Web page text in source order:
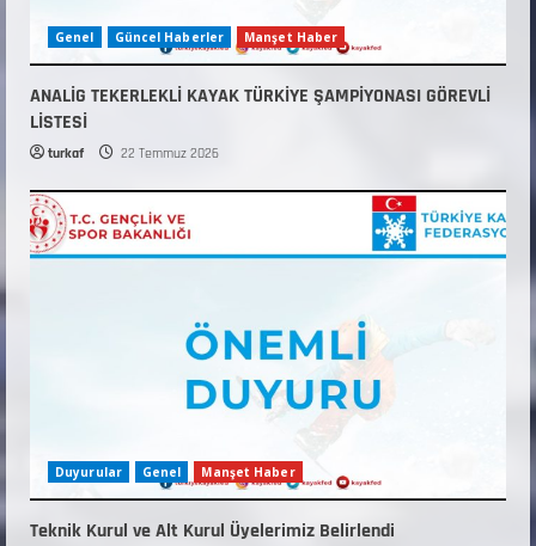
Genel Güncel Haberler Manşet Haber
ANALİG TEKERLEKLİ KAYAK TÜRKİYE ŞAMPİYONASI GÖREVLİ
LİSTESİ
turkaf 22 Temmuz 2026
Duyurular Genel Manşet Haber
Teknik Kurul ve Alt Kurul Üyelerimiz Belirlendi